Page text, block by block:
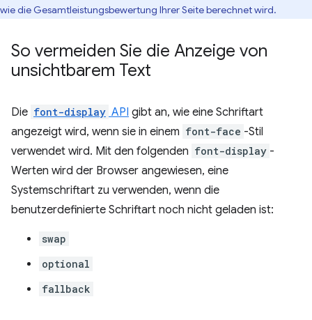
wie die Gesamtleistungsbewertung Ihrer Seite berechnet wird.
So vermeiden Sie die Anzeige von
unsichtbarem Text
Die font-display API gibt an, wie eine Schriftart
angezeigt wird, wenn sie in einem font-face -Stil
verwendet wird. Mit den folgenden font-display -
Werten wird der Browser angewiesen, eine
Systemschriftart zu verwenden, wenn die
benutzerdefinierte Schriftart noch nicht geladen ist:
swap
optional
fallback